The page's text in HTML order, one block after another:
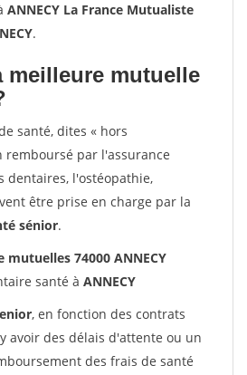
ANNECY La France Mutualiste
.
meilleure mutuelle
santé, dites « hors
remboursé par l'assurance
dentaires, l'ostéopathie,
être prise en charge par la
sénior.
mutuelles 74000 ANNECY
santé à ANNECY
, en fonction des contrats
avoir des délais d'attente ou un
des frais de santé